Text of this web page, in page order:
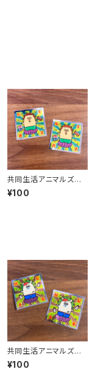
共同生活アニマルズ
キラキラステッカー（北
川）
¥100
共同生活アニマルズ
キラキラステッカー（い
¥100